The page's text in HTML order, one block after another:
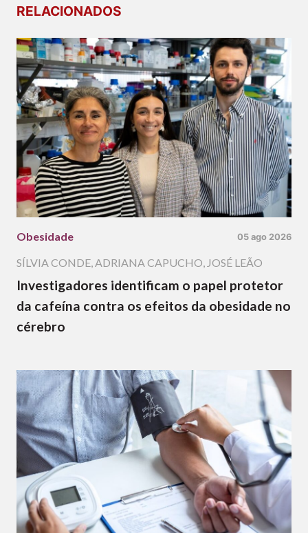
RELACIONADOS
Obesidade 05 ago 2026
SÍLVIA CONDE,ADRIANA CAPUCHO, JOSÉ LEÃO
Investigadores identificam o papel protetor
da cafeína contra os efeitos da obesidade no
cérebro